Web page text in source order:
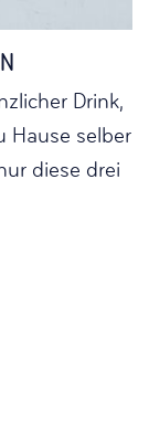
Drink,
Hause selber
diese drei